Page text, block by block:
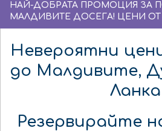
НАЙ-ДОБРАТА ПРОМОЦИЯ ЗА
МАЛДИВИТЕ ДОСЕГА! ЦЕНИ ОТ
Невероятни
до Малдивите,
Ланка
Резервирайте на